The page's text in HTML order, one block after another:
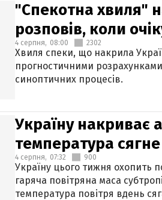
"Спекотна хвиля"
розповів, коли
4 серпня, 08:00 2302
Хвиля спеки, що накрила
прогностичними
синоптичних процесів.
Україну накриває
температура сягне
4 серпня, 07:32 900
Україну цього тижня охопить
гаряча повітряна маса
температура повітря вдень